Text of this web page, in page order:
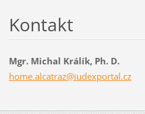
Kontakt
Mgr. Michal Králík, Ph. D.
home.alcatraz@iudexportal.cz